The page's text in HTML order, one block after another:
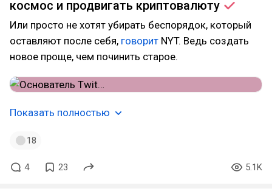
космос и продвигать криптовалюту
Или просто не хотят убирать беспорядок, который
оставляют после себя, говорит NYT. Ведь создать
новое проще, чем починить старое.
Показать полностью
18
4 23 5.1K